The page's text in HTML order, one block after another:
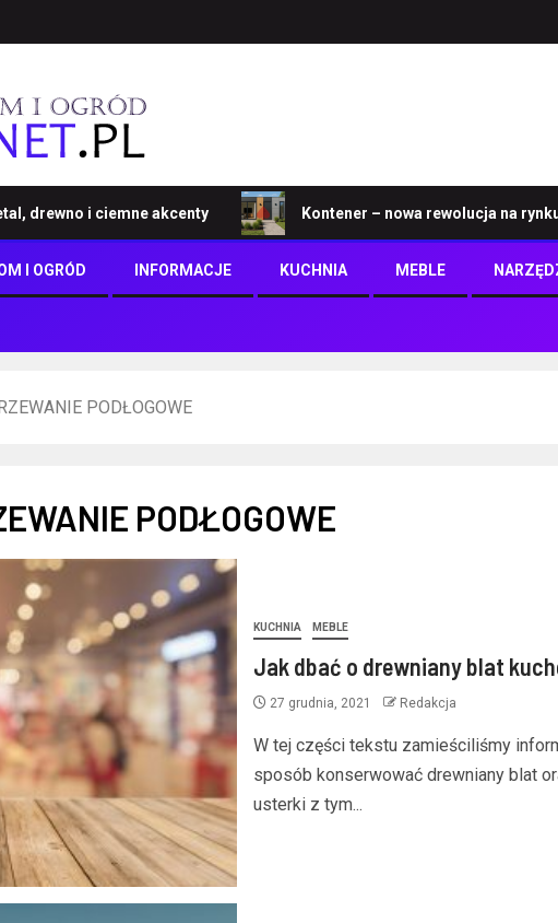
i ciemne akcenty Kontener – nowa rewolucja na rynku
I OGRÓD INFORMACJE KUCHNIA MEBLE
PODŁOGOWE
PODŁOGOWE
KUCHNIA MEBLE
Jak dbać o drewniany blat
27 grudnia, 2021 Redakcja
W tej części tekstu zamieściliśmy
sposób konserwować drewniany blat
usterki z tym...